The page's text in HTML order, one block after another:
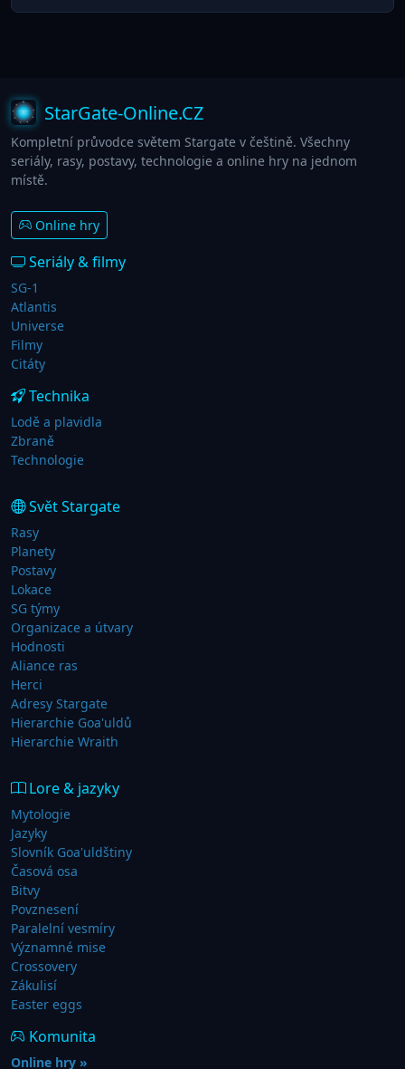
StarGate-Online.CZ
Kompletní průvodce světem Stargate v češtině. Všechny
seriály, rasy, postavy, technologie a online hry na jednom
místě.
Online hry
Seriály & filmy
SG-1
Atlantis
Universe
Filmy
Citáty
Technika
Lodě a plavidla
Zbraně
Technologie
Svět Stargate
Rasy
Planety
Postavy
Lokace
SG týmy
Organizace a útvary
Hodnosti
Aliance ras
Herci
Adresy Stargate
Hierarchie Goa'uldů
Hierarchie Wraith
Lore & jazyky
Mytologie
Jazyky
Slovník Goa'uldštiny
Časová osa
Bitvy
Povznesení
Paralelní vesmíry
Významné mise
Crossovery
Zákulisí
Easter eggs
Komunita
Online hry »